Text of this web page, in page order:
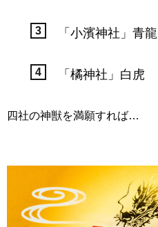
「小濱神社」青龍
「橘神社」白虎
四社の神獣を満願すれば…